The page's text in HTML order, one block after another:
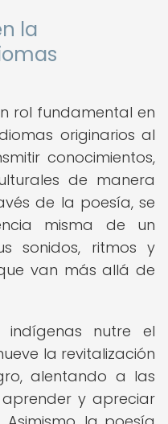
la
rol fundamental en
originarios al
conocimientos,
de manera
de la poesía, se
misma de un
sonidos, ritmos y
van más allá de
nutre el
la revitalización
alentando a las
y apreciar